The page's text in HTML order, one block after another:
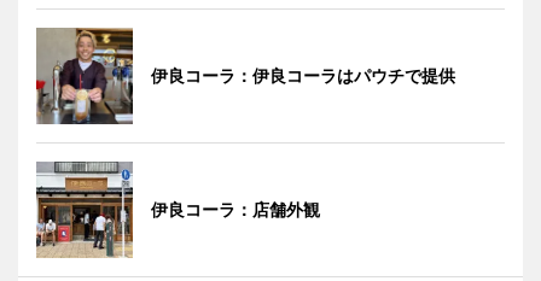
伊良コーラ：伊良コーラはパウチで提供
伊良コーラ：店舗外観